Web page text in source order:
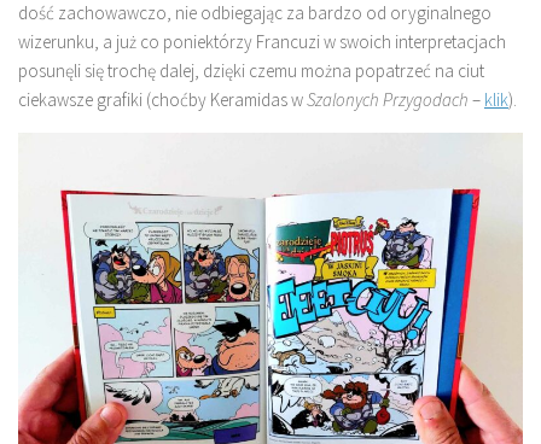
dość zachowawczo, nie odbiegając za bardzo od oryginalnego
wizerunku, a już co poniektórzy Francuzi w swoich interpretacjach
posunęli się trochę dalej, dzięki czemu można popatrzeć na ciut
ciekawsze grafiki (choćby Keramidas wSzalonych Przygodach – klik).